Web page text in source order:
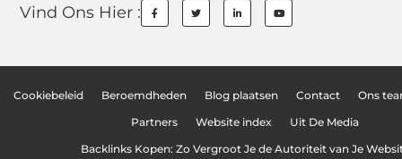
Vind Ons Hier :
Cookiebeleid Beroemdheden Blog plaatsen Contact Ons
Partners Website index Uit De Media
Backlinks Kopen: Zo Vergroot Je de Autoriteit van Je